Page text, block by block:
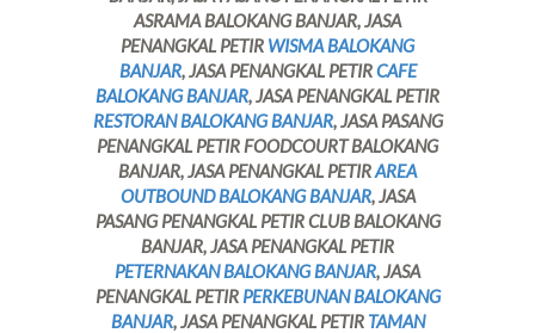
ASRAMA BALOKANG BANJAR, JASA
PENANGKAL PETIR WISMA BALOKANG
BANJAR, JASA PENANGKAL PETIRCAFE
BALOKANG BANJAR, JASA PENANGKAL PETIR
RESTORAN BALOKANG BANJAR, JASA PASANG
PENANGKAL PETIR FOODCOURT BALOKANG
BANJAR, JASA PENANGKAL PETIRAREA
OUTBOUND BALOKANG BANJAR, JASA
PASANG PENANGKAL PETIR CLUB BALOKANG
BANJAR, JASA PENANGKAL PETIR
PETERNAKAN BALOKANG BANJAR, JASA
PENANGKAL PETIR PERKEBUNAN BALOKANG
BANJAR, JASA PENANGKAL PETIR TAMAN